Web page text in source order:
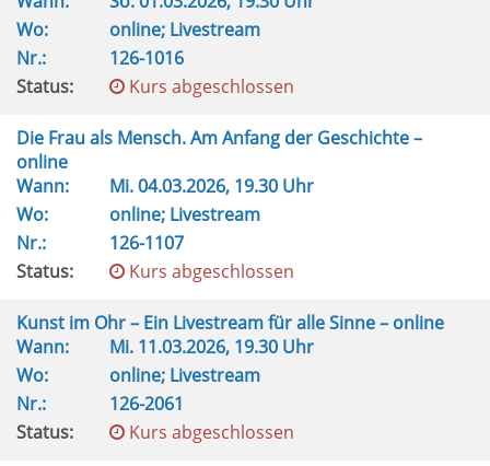
Wo:
online; Livestream
Nr.:
126-1016
Status:
Kurs abgeschlossen
Die Frau als Mensch. Am Anfang der Geschichte –
online
Wann:
Mi.04.03.2026, 19.30 Uhr
Wo:
online; Livestream
Nr.:
126-1107
Status:
Kurs abgeschlossen
Kunst im Ohr – Ein Livestream für alle Sinne – online
Wann:
Mi. 11.03.2026, 19.30 Uhr
Wo:
online; Livestream
Nr.:
126-2061
Status:
Kurs abgeschlossen